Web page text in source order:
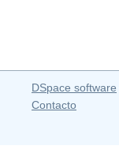
DSpace software
Contacto